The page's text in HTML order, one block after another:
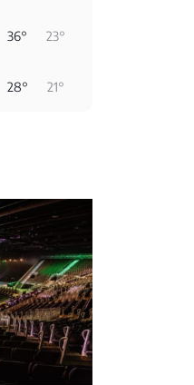
36° 23°
28° 21°
20° 18°
22° 17°